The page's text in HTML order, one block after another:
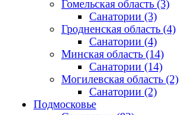
Гомельская область (3)
Санатории (3)
Гродненская область (4)
Санатории (4)
Минская область (14)
Санатории (14)
Могилевская область (2)
Санатории (2)
Подмосковье